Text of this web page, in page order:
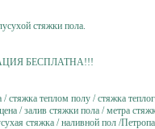
стяжки пола.
БЕСПЛАТНА!!!
стяжка теплом полу / стяжка
/ залив стяжки пола / метра
стяжка / наливной пол /